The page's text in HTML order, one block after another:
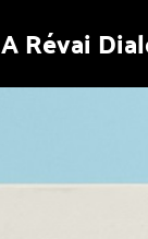
A Révai